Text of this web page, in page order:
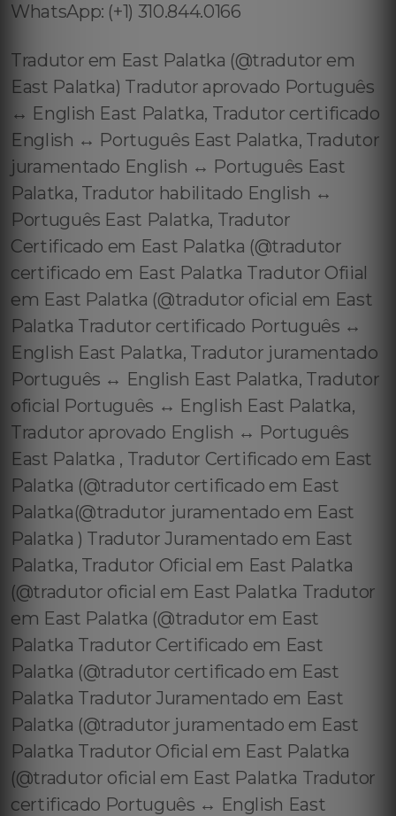
WhatsApp: (+1) 310.844.0166
Tradutor em East Palatka (@tradutor em
East Palatka) Tradutor aprovado Português
↔️ English East Palatka, Tradutor certificado
English ↔️ Português East Palatka, Tradutor
juramentado English ↔️ Português East
Palatka, Tradutor habilitado English ↔️
Português East Palatka, Tradutor
Certificado em East Palatka (@tradutor
certificado em East Palatka Tradutor Ofiial
em East Palatka (@tradutor oficial em East
Palatka Tradutor certificado Português ↔️
English East Palatka, Tradutor juramentado
Português ↔️ English East Palatka, Tradutor
oficial Português ↔️ English East Palatka,
Tradutor aprovado English ↔️ Português
East Palatka , Tradutor Certificado em East
Palatka (@tradutor certificado em East
Palatka(@tradutor juramentado em East
Palatka ) Tradutor Juramentado em East
Palatka, Tradutor Oficial em East Palatka
(@tradutor oficial em East Palatka Tradutor
em East Palatka (@tradutor em East
Palatka Tradutor Certificado em East
Palatka (@tradutor certificado em East
Palatka Tradutor Juramentado em East
Palatka (@tradutor juramentado em East
Palatka Tradutor Oficial em East Palatka
(@tradutor oficial em East Palatka Tradutor
certificado Português ↔️ English East